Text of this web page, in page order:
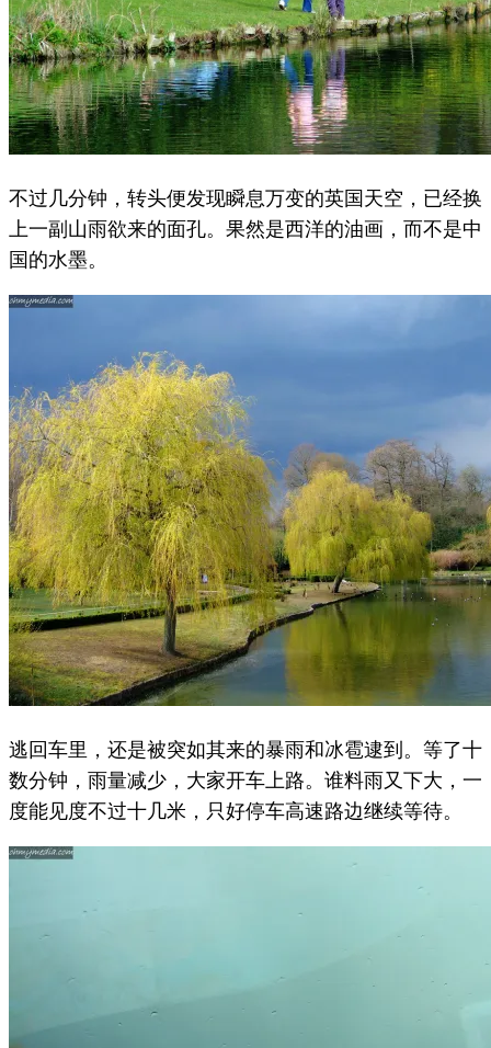
不过几分钟，转头便发现瞬息万变的英国天空，已经换
上一副山雨欲来的面孔。果然是西洋的油画，而不是中
国的水墨。
逃回车里，还是被突如其来的暴雨和冰雹逮到。等了十
数分钟，雨量减少，大家开车上路。谁料雨又下大，一
度能见度不过十几米，只好停车高速路边继续等待。